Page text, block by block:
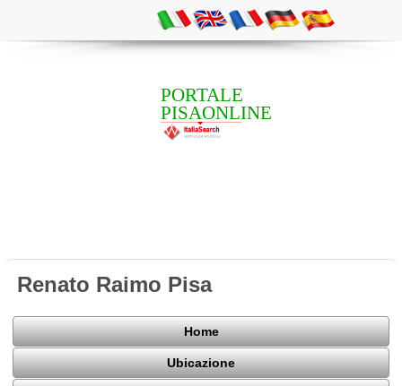
PORTALE
PISAONLINE
Renato Raimo Pisa
Home
Ubicazione